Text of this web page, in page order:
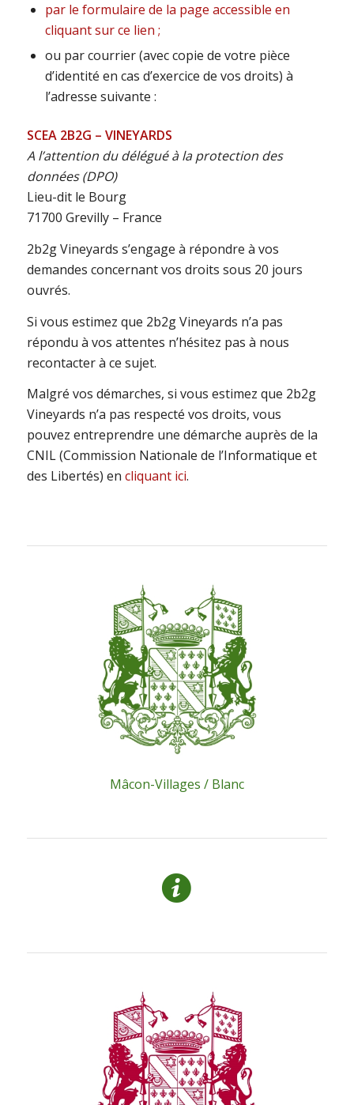
par le formulaire de la page accessible en
cliquant sur ce lien ;
ou par courrier (avec copie de votre pièce
d’identité en cas d’exercice de vos droits) à
l’adresse suivante :
SCEA 2B2G – VINEYARDS
A l’attention du délégué à la protection des
données (DPO)
Lieu-dit le Bourg
71700 Grevilly – France
2b2g Vineyards s’engage à répondre à vos
demandes concernant vos droits sous 20 jours
ouvrés.
Si vous estimez que 2b2g Vineyards n’a pas
répondu à vos attentes n’hésitez pas à nous
recontacter à ce sujet.
Malgré vos démarches, si vous estimez que 2b2g
Vineyards n’a pas respecté vos droits, vous
pouvez entreprendre une démarche auprès de la
CNIL (Commission Nationale de l’Informatique et
des Libertés) en cliquant ici.
Mâcon-Villages / Blanc